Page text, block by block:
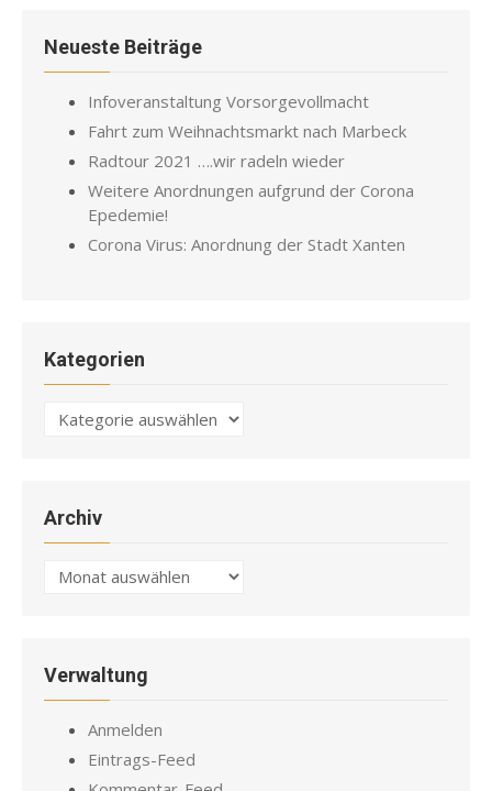
Neueste Beiträge
Infoveranstaltung Vorsorgevollmacht
Fahrt zum Weihnachtsmarkt nach Marbeck
Radtour 2021 ….wir radeln wieder
Weitere Anordnungen aufgrund der Corona
Epedemie!
Corona Virus: Anordnung der Stadt Xanten
Kategorien
Kategorien
Archiv
Archiv
Verwaltung
Anmelden
Eintrags-Feed